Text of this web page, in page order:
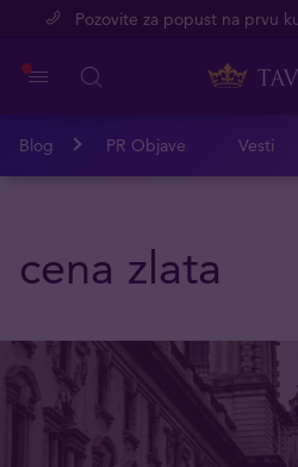
Pozovite za popust na prvu
Blog PR Objave Vesti
cena zlata